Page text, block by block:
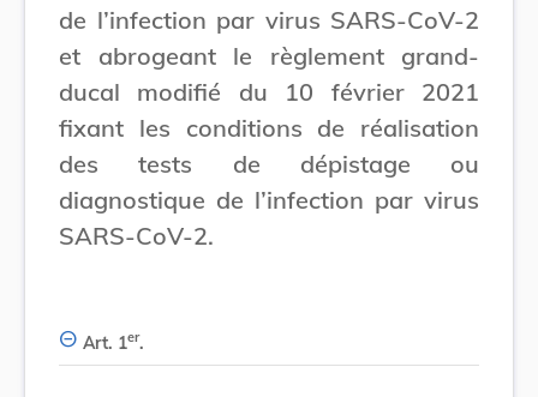
de l’infection par virus SARS-CoV-2
et abrogeant le règlement grand-
ducal modifié du 10 février 2021
fixant les conditions de réalisation
des tests de dépistage ou
diagnostique de l’infection par virus
SARS-CoV-2.
Art. 1er.